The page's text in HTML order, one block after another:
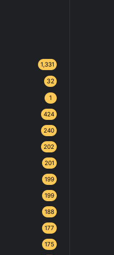
1,331
32
1
424
240
202
201
199
199
188
177
175